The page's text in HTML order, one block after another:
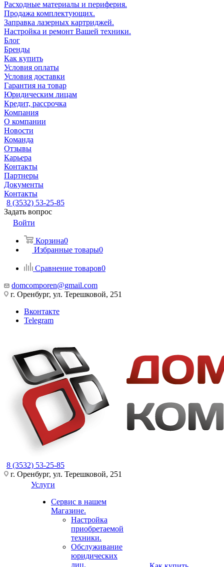
Расходные материалы и периферия.
Продажа комплектующих.
Заправка лазерных картриджей.
Настройка и ремонт Вашей техники.
Блог
Бренды
Как купить
Условия оплаты
Условия доставки
Гарантия на товар
Юридическим лицам
Кредит, рассрочка
Компания
О компании
Новости
Команда
Отзывы
Карьера
Контакты
Партнеры
Документы
Контакты
8 (3532) 53-25-85
Задать вопрос
Войти
Корзина0
Избранные товары0
Сравнение товаров0
domcomporen@gmail.com
г. Оренбург, ул. Терешковой, 251
Вконтакте
Telegram
8 (3532) 53-25-85
г. Оренбург, ул. Терешковой, 251
Услуги
Сервис в нашем
Магазине.
Настройка
приобретаемой
техники.
Обслуживание
юридических
лиц.